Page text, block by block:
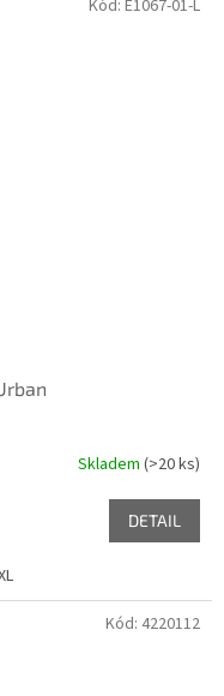
Skladem (>20 ks)
DETAIL
Kód: E1067-01-L
Kód: 4220112